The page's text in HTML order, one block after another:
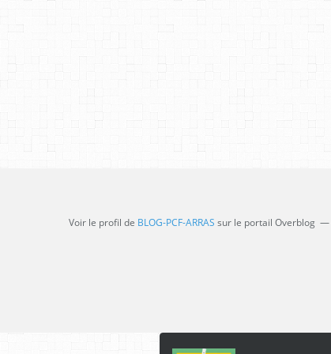
Voir le profil de BLOG-PCF-ARRAS sur le portail Overblog